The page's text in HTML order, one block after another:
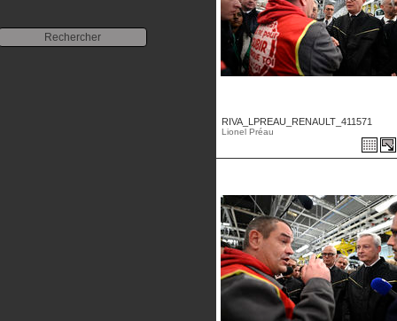
RIVA_LPREAU_RENAULT_411571
Lionel Préau